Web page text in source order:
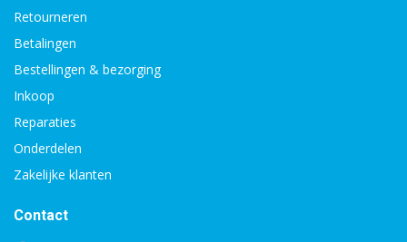
Retourneren
Betalingen
Bestellingen & bezorging
Inkoop
Reparaties
Onderdelen
Zakelijke klanten
Contact